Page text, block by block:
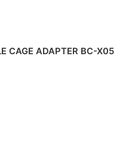
CAGE ADAPTER BC-X05